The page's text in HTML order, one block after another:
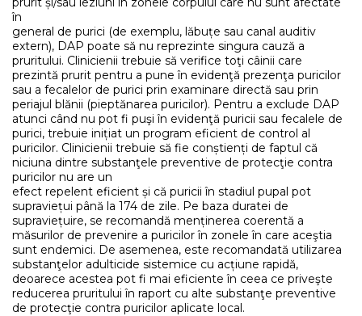
în
general de purici (de exemplu, lăbuțe sau canal auditiv
extern), DAP poate să nu reprezinte singura cauză a
pruritului. Clinicienii trebuie să verifice toţi câinii care
prezintă prurit pentru a pune în evidenţă prezenţa puricilor
sau a fecalelor de purici prin examinare directă sau prin
periajul blănii (pieptănarea puricilor). Pentru a exclude DAP
atunci când nu pot fi puşi în evidenţă puricii sau fecalele de
purici, trebuie inițiat un program eficient de control al
puricilor. Clinicienii trebuie să fie conștienți de faptul că
niciuna dintre substanţele preventive de protecţie contra
puricilor nu are un
efect repelent eficient și că puricii în stadiul pupal pot
supraviețui până la 174 de zile. Pe baza duratei de
supraviețuire, se recomandă menținerea coerentă a
măsurilor de prevenire a puricilor în zonele în care aceştia
sunt endemici. De asemenea, este recomandată utilizarea
substanţelor adulticide sistemice cu acțiune rapidă,
deoarece acestea pot fi mai eficiente în ceea ce priveşte
reducerea pruritului în raport cu alte substanţe preventive
de protecţie contra puricilor aplicate local.